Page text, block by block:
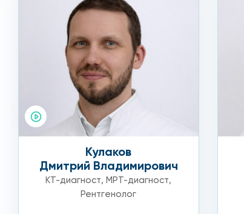
Кулаков
Дмитрий Владимирович
КТ-диагност,МРТ-диагност,
Рентгенолог